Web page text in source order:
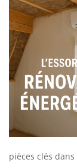
pièces clés